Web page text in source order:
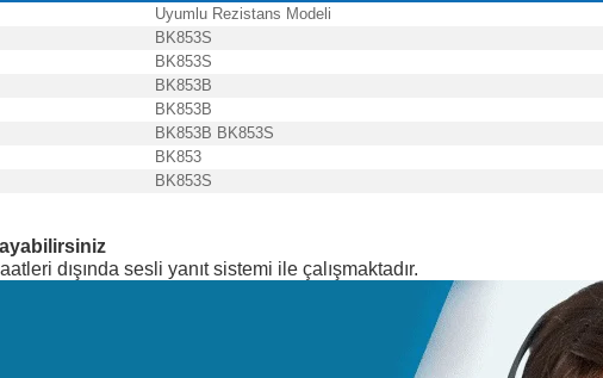
Uyumlu Rezistans Modeli
BK853S
BK853S
BK853B
BK853B
BK853B BK853S
BK853
BK853S
dışında sesli yanıt sistemi ile çalışmaktadır.